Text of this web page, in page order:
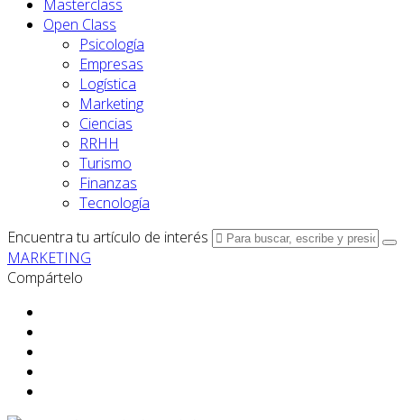
Masterclass
Open Class
Psicología
Empresas
Logística
Marketing
Ciencias
RRHH
Turismo
Finanzas
Tecnología
Encuentra tu artículo de interés
MARKETING
Compártelo